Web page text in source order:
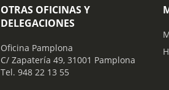
OTRAS OFICINAS Y
DELEGACIONES
Oficina Pamplona
C/ Zapatería 49, 31001 Pamplona
Tel. 948 22 13 55